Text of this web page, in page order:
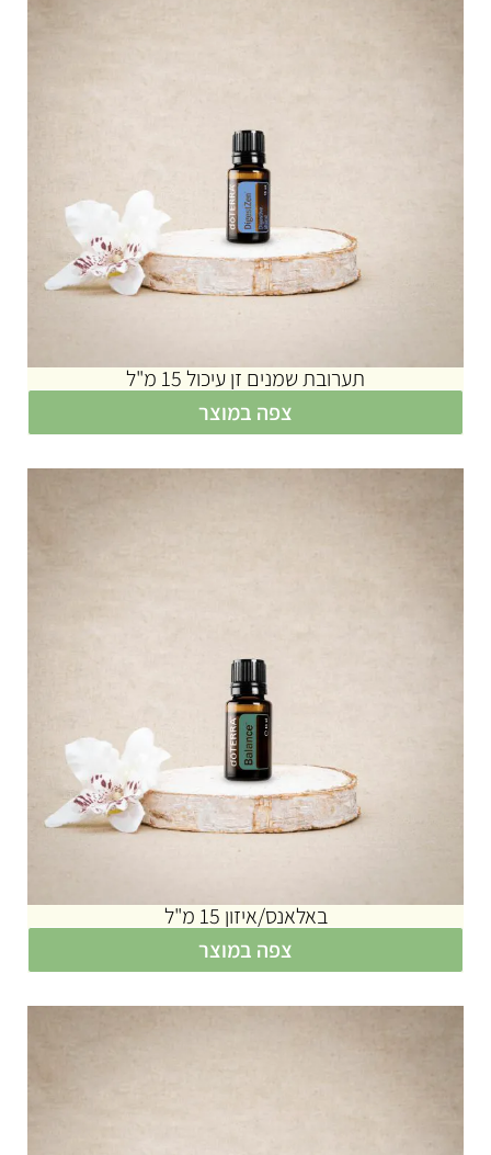
תערובת שמנים זן עיכול 15 מ"ל
צפה במוצר
באלאנס/איזון 15 מ"ל
צפה במוצר